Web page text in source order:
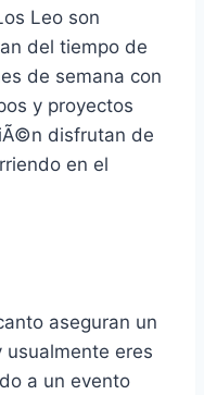
Leo son
del tiempo de
de semana con
y proyectos
disfrutan de
en el
aseguran un
usualmente eres
a un evento